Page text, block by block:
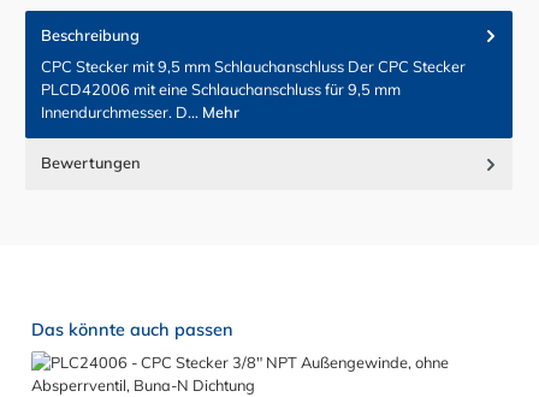
Beschreibung
CPC Stecker mit 9,5 mm Schlauchanschluss Der CPC Stecker
PLCD42006 mit eine Schlauchanschluss für 9,5 mm
Innendurchmesser. D… Mehr
Bewertungen
Produktgalerie überspringen
Das könnte auch passen